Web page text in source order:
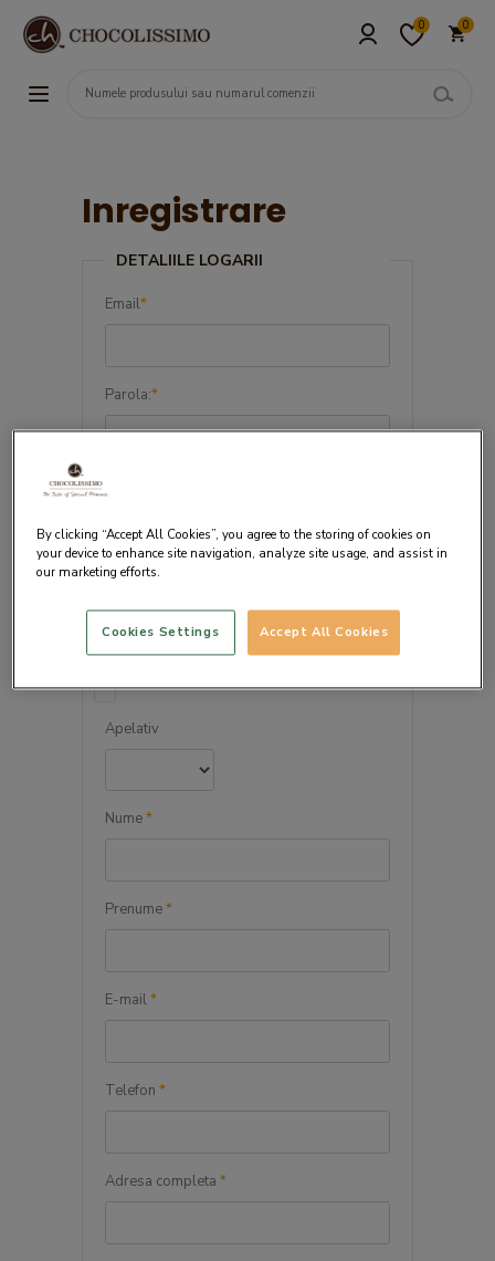
0 0
Inregistrare
DETALIILE LOGARII
Email*
Parola:*
DETALIILE PERSONALE
Persoana juridica
Apelativ
Nume*
Prenume*
E-mail*
Telefon *
Adresa completa *
By clicking “Accept All Cookies”, you agree to the storing of cookies on
your device to enhance site navigation, analyze site usage, and assist in
our marketing efforts.
Accept All Cookies
Cookies Settings